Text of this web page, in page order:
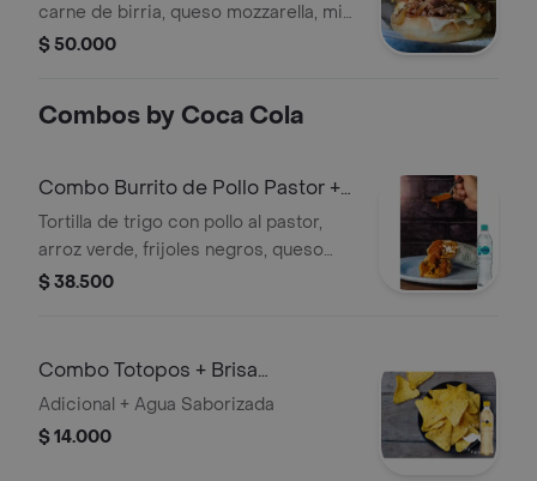
carne de birria, queso mozzarella, mix
de cebolla y cilantro, nachos
papas fritas
$ 50.000
Combos by Coca Cola
Combo Burrito de Pollo Pastor +
Brisa Sin Gas 600ML
Tortilla de trigo con pollo al pastor,
arroz verde, frijoles negros, queso
mozzarella, guacamole, pico de gallo,
$ 38.500
Combo Totopos + Brisa
Saborizada Maracuyá 600ml
Adicional + Agua Saborizada
$ 14.000